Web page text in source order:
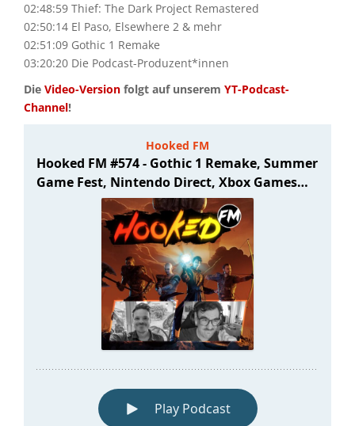
02:48:59 Thief: The Dark Project Remastered
02:50:14 El Paso, Elsewhere 2 & mehr
02:51:09 Gothic 1 Remake
03:20:20 Die Podcast-Produzent*innen
Die Video-Version folgt auf unserem YT-Podcast-
Channel!